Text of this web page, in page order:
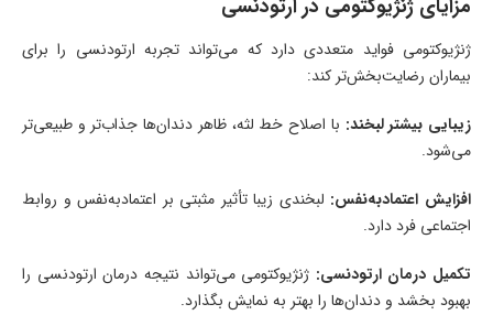
مزایای ژنژیوکتومی در ارتودنسی
ژنژیوکتومی فواید متعددی دارد که می‌تواند تجربه ارتودنسی را برای
بیماران رضایت‌بخش‌تر کند:
زیبایی بیشتر لبخند: با اصلاح خط لثه، ظاهر دندان‌ها جذاب‌تر و طبیعی‌تر
می‌شود.
افزایش اعتمادبه‌نفس: لبخندی زیبا تأثیر مثبتی بر اعتمادبه‌نفس و روابط
اجتماعی فرد دارد.
تکمیل درمان ارتودنسی: ژنژیوکتومی می‌تواند نتیجه درمان ارتودنسی را
بهبود بخشد و دندان‌ها را بهتر به نمایش بگذارد.